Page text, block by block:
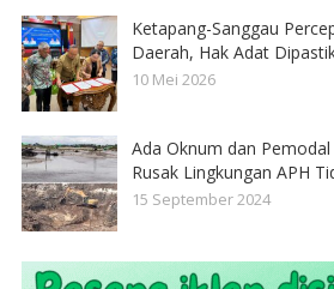
Ketapang-Sanggau
Daerah, Hak Adat
10 Mei 2026
Ada Oknum dan
Rusak Lingkungan APH
15 September 2024